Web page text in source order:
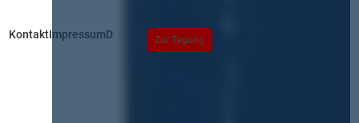
Zur Tagung
KontaktImpressumDatenschutz